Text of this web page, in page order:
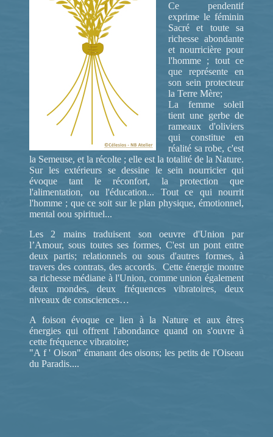
Ce pendentif
exprime le féminin
Sacré et toute sa
richesse abondante
et nourricière pour
l'homme ; tout ce
que représente en
son sein protecteur
la Terre Mère;
La femme soleil
tient une gerbe de
rameaux d'oliviers
qui constitue en
réalité sa robe, c'est
la Semeuse, et la récolte ; elle est la totalité de la Nature.
Sur les extérieurs se dessine le sein nourricier qui
évoque tant le réconfort, la protection que
l'alimentation, ou l'éducation... Tout ce qui nourrit
l'homme ; que ce soit sur le plan physique, émotionnel,
mental oou spirituel...
Les 2 mains traduisent son oeuvre d'Union par
l’Amour, sous toutes ses formes, C'est un pont entre
deux partis; relationnels ou sous d'autres formes, à
travers des contrats, des accords. Cette énergie montre
sa richesse médiane à l'Union, comme union également
deux mondes, deux fréquences vibratoires, deux
niveaux de consciences…
A foison évoque ce lien à la Nature et aux êtres
énergies qui offrent l'abondance quand on s'ouvre à
cette fréquence vibratoire;
"A f ' Oison" émanant des oisons; les petits de l'Oiseau
du Paradis....